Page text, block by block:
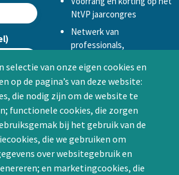
selectie van onze eigen cookies en
op de pagina’s van deze website:
die nodig zijn om de website te
functionele cookies, die zorgen
bij het gebruik van de
die we gebruiken om
over websitegebruik en
en marketingcookies, die
NtVP jaarcongres
Netwerk van
professionals,
samenwerken in een van
de Special Interest
Groepen (SIG’s) of zelf een
SIG initiëren
Word lid